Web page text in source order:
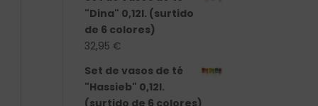
"Dina" 0,12l. (surtido
de 6 colores)
32,95 €
Set de vasos de té
"Hassieb" 0,12l.